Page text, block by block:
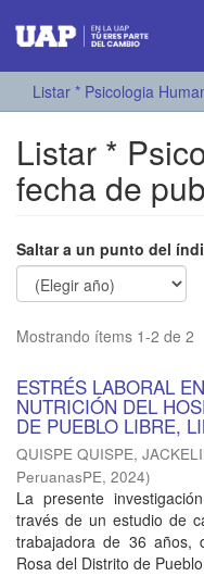
Listar * Psicologia
Listar *
fecha de
Saltar a un punto del
Mostrando ítems 1-2 de 2
ESTRÉS LABORAL
NUTRICIÓN DEL
DE PUEBLO LIBRE,
QUISPE QUISPE,
PeruanasPE, 2024)
La presente
través de un estudio de
trabajadora de 36 años,
Rosa del Distrito de